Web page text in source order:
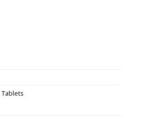
Tablets